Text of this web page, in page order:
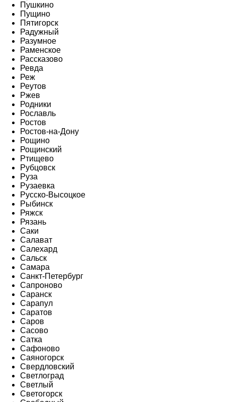
Пушкино
Пущино
Пятигорск
Радужный
Разумное
Раменское
Рассказово
Ревда
Реж
Реутов
Ржев
Родники
Рославль
Ростов
Ростов-на-Дону
Рощино
Рощинский
Ртищево
Рубцовск
Руза
Рузаевка
Русско-Высоцкое
Рыбинск
Ряжск
Рязань
Саки
Салават
Салехард
Сальск
Самара
Санкт-Петербург
Сапроново
Саранск
Сарапул
Саратов
Саров
Сасово
Сатка
Сафоново
Саяногорск
Свердловский
Светлоград
Светлый
Светогорск